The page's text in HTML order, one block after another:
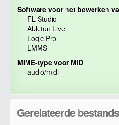
Software voor het bewerken
FL Studio
Ableton Live
Logic Pro
LMMS
MIME-type voor MID
audio/midi
Gerelateerde